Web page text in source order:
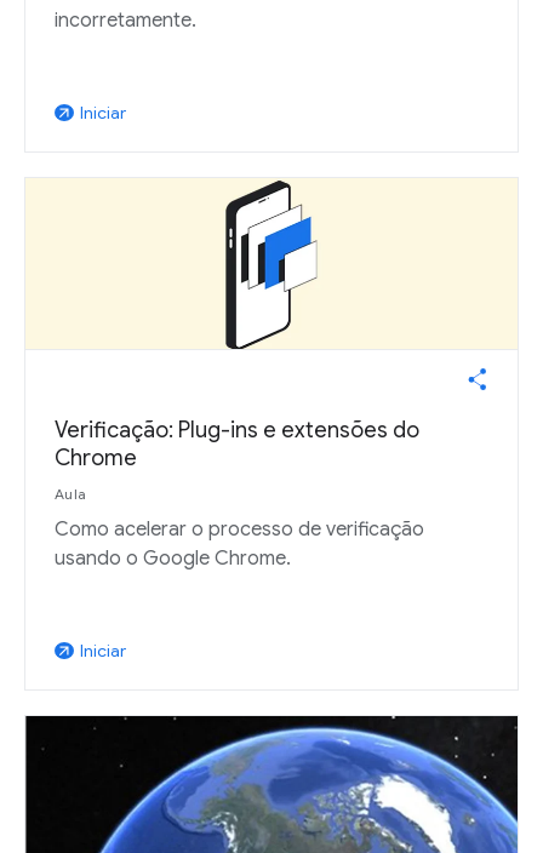
incorretamente.
arrow_outward Iniciar
Verificação: Plug-ins e extensões do
Chrome
Aula
Como acelerar o processo de verificação
usando o Google Chrome.
arrow_outward Iniciar